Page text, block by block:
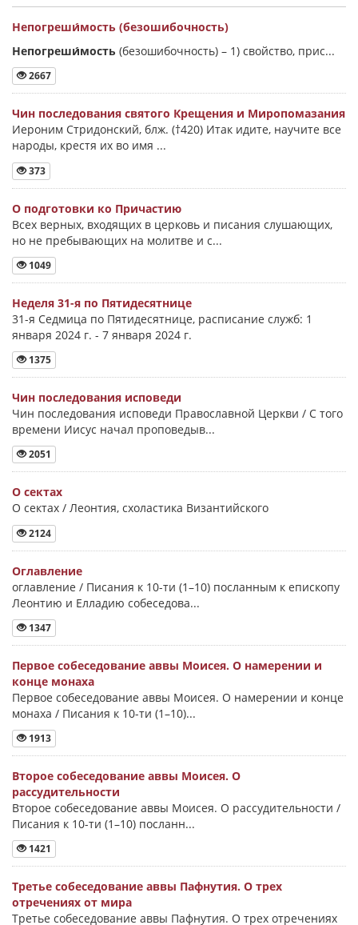
Непогреши́мость (безошибочность)
Непогреши́мость (безошибочность) – 1) свойство, прис...
2667
Чин последования святого Крещения и Миропомазания
Иероним Стридонский, блж. (†420) Итак идите, научите все
народы, крестя их во имя ...
373
О подготовки ко Причастию
Всех верных, входящих в церковь и писания слушающих,
но не пребывающих на молитве и с...
1049
Неделя 31-я по Пятидесятнице
31-я Седмица по Пятидесятнице, расписание служб: 1
января 2024 г. - 7 января 2024 г.
1375
Чин последования исповеди
Чин последования исповеди Православной Церкви / С того
времени Иисус начал проповедыв...
2051
О сектах
О сектах / Леонтия, схоластика Византийского
2124
Оглавление
оглавление / Писания к 10-ти (1–10) посланным к епископу
Леонтию и Елладию собеседова...
1347
Первое собеседование аввы Моисея. О намерении и
конце монаха
Первое собеседование аввы Моисея. О намерении и конце
монаха / Писания к 10-ти (1–10)...
1913
Второе собеседование аввы Моисея. О
рассудительности
Второе собеседование аввы Моисея. О рассудительности /
Писания к 10-ти (1–10) посланн...
1421
Третье собеседование аввы Пафнутия. О трех
отречениях от мира
Третье собеседование аввы Пафнутия. О трех отречениях